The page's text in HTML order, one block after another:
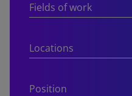
Fields of work
Locations
Position